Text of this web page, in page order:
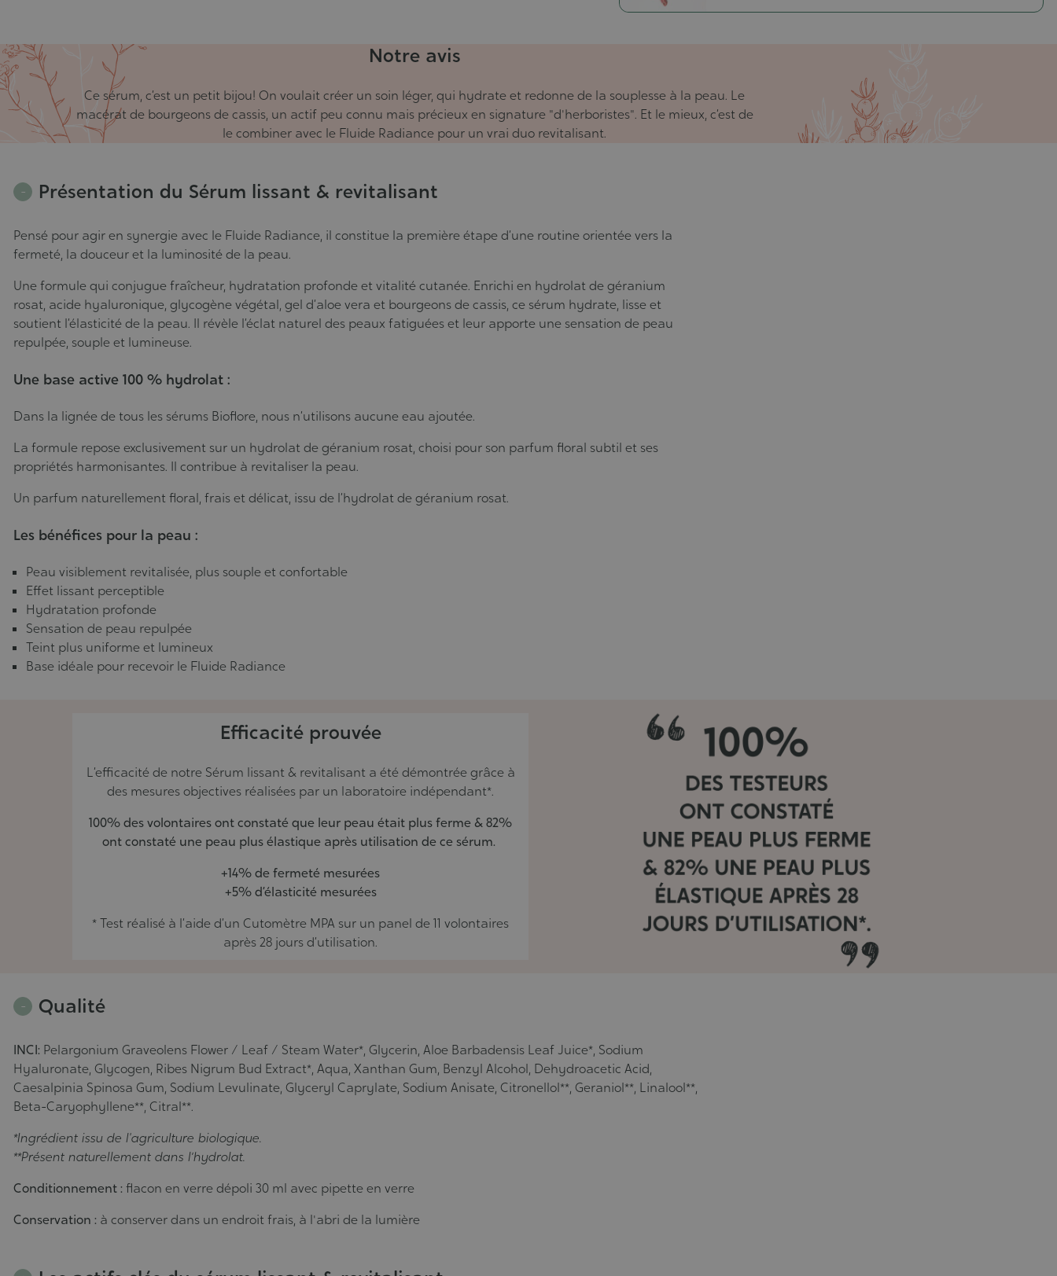
Notre avis
Ce sérum, c’est un petit bijou! On voulait créer un soin léger, qui hydrate et redonne de la souplesse à la peau. Le
macérat de bourgeons de cassis, un actif peu connu mais précieux en signature "d'herboristes". Et le mieux, c’est de
le combiner avec le Fluide Radiance pour un vrai duo revitalisant.
Présentation du Sérum lissant & revitalisant
Pensé pour agir en synergie avec le Fluide Radiance, il constitue la première étape d’une routine orientée vers la
fermeté, la douceur et la luminosité de la peau.
Une formule qui conjugue fraîcheur, hydratation profonde et vitalité cutanée. Enrichi en hydrolat de géranium
rosat, acide hyaluronique, glycogène végétal, gel d’aloe vera et bourgeons de cassis, ce sérum hydrate, lisse et
soutient l’élasticité de la peau. Il révèle l’éclat naturel des peaux fatiguées et leur apporte une sensation de peau
repulpée, souple et lumineuse.
Une base active 100 % hydrolat :
Dans la lignée de tous les sérums Bioflore, nous n’utilisons aucune eau ajoutée.
La formule repose exclusivement sur un hydrolat de géranium rosat, choisi pour son parfum floral subtil et ses
propriétés harmonisantes. Il contribue à revitaliser la peau.
Un parfum naturellement floral, frais et délicat, issu de l’hydrolat de géranium rosat.
Les bénéfices pour la peau :
Peau visiblement revitalisée, plus souple et confortable
Effet lissant perceptible
Hydratation profonde
Sensation de peau repulpée
Teint plus uniforme et lumineux
Base idéale pour recevoir le Fluide Radiance
Efficacité prouvée
L’efficacité de notre Sérum lissant & revitalisant a été démontrée grâce à
des mesures objectives réalisées par un laboratoire indépendant*.
100% des volontaires ont constaté que leur peau était plus ferme & 82%
ont constaté une peau plus élastique après utilisation de ce sérum.
+14% de fermeté mesurées
+5% d’élasticité mesurées
* Test réalisé à l’aide d’un Cutomètre MPA sur un panel de 11 volontaires
après 28 jours d’utilisation.
Qualité
INCI: Pelargonium Graveolens Flower / Leaf / Steam Water*, Glycerin, Aloe Barbadensis Leaf Juice*, Sodium
Hyaluronate, Glycogen, Ribes Nigrum Bud Extract*, Aqua, Xanthan Gum, Benzyl Alcohol, Dehydroacetic Acid,
Caesalpinia Spinosa Gum, Sodium Levulinate, Glyceryl Caprylate, Sodium Anisate, Citronellol**, Geraniol**, Linalool**,
Beta-Caryophyllene**, Citral**.
*Ingrédient issu de l'agriculture biologique.
**Présent naturellement dans l’hydrolat.
Conditionnement : flacon en verre dépoli 30 ml avec pipette en verre
Conservation : à conserver dans un endroit frais, à l'abri de la lumière